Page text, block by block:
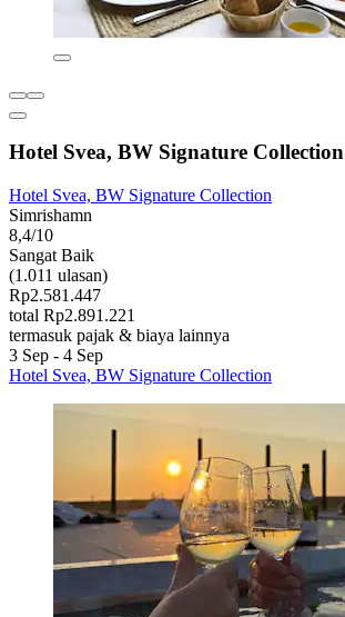
Hotel Svea, BW Signature Collection
Hotel Svea, BW Signature Collection
Simrishamn
8,4/10
Sangat Baik
(1.011 ulasan)
Rp2.581.447
total Rp2.891.221
termasuk pajak & biaya lainnya
3 Sep - 4 Sep
Hotel Svea, BW Signature Collection